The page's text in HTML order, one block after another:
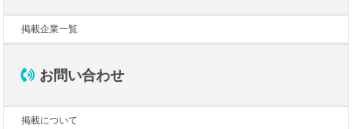
掲載企業一覧
お問い合わせ
掲載について